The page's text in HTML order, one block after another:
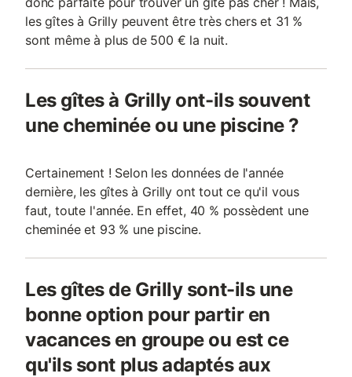
les gîtes à Grilly peuvent être très chers et 31 %
sont même à plus de 500 € la nuit.
Les gîtes à Grilly ont-ils souvent
une cheminée ou une piscine ?
Certainement ! Selon les données de l'année
dernière, les gîtes à Grilly ont tout ce qu'il vous
faut, toute l'année. En effet, 40 % possèdent une
cheminée et 93 % une piscine.
Les gîtes de Grilly sont-ils une
bonne option pour partir en
vacances en groupe ou est ce
qu'ils sont plus adaptés aux